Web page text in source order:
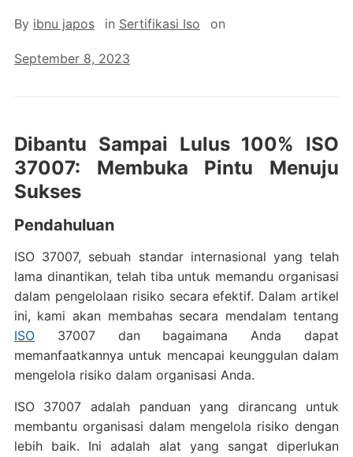
By ibnu japos in Sertifikasi Iso on
September 8, 2023
Dibantu Sampai Lulus 100% ISO
37007: Membuka Pintu Menuju
Sukses
Pendahuluan
ISO 37007, sebuah standar internasional yang telah
lama dinantikan, telah tiba untuk memandu organisasi
dalam pengelolaan risiko secara efektif. Dalam artikel
ini, kami akan membahas secara mendalam tentang
ISO37007 dan bagaimana Anda dapat
memanfaatkannya untuk mencapai keunggulan dalam
mengelola risiko dalam organisasi Anda.
ISO 37007 adalah panduan yang dirancang untuk
membantu organisasi dalam mengelola risiko dengan
lebih baik. Ini adalah alat yang sangat diperlukan